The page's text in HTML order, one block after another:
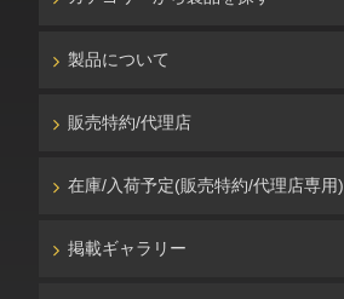
製品について
販売特約/代理店
在庫/入荷予定(販売特約/代理店専用)
掲載ギャラリー